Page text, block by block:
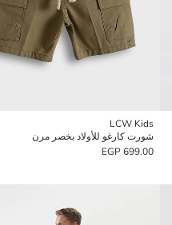
LCW Kids
شورت كارغو للأولاد بخصر مرن
699.00 EGP